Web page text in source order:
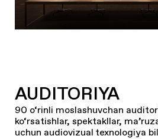
AUDITORIYA
90 o‘rinli moslashuvchan
ko‘rsatishlar, spektakllar,
uchun audiovizual texnologiya